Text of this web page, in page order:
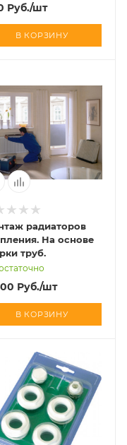
Руб./шт
В КОРЗИНУ
радиаторов
На основе
труб.
Руб./шт
В КОРЗИНУ